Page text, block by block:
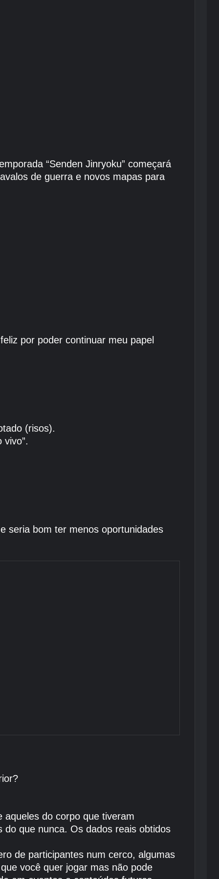
“Senden Jinryoku” começará
de guerra e novos mapas para
por poder continuar meu papel
(risos).
seria bom ter menos oportunidades
do corpo que tiveram
que nunca. Os dados reais obtidos
de participantes num cerco, algumas
você quer jogar mas não pode